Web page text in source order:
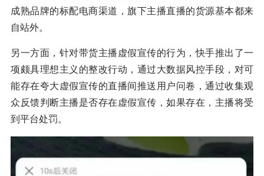
成熟品牌的标配电商渠道，旗下主播直播的货源基本都来
自站外。
另一方面，针对带货主播虚假宣传的行为，快手推出了一
项颇具理想主义的整改行动，通过大数据风控手段，对可
能存在夸大虚假宣传的直播间推送用户问卷，通过收集观
众反馈判断主播是否存在虚假宣传，如果存在，主播将受
到平台处罚。